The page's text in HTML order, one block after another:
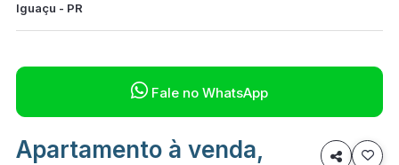
Iguaçu - PR
 Fale no WhatsApp
Apartamento à venda,
